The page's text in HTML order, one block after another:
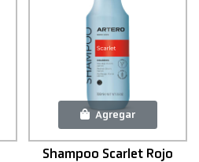
Agregar
Shampoo Scarlet Rojo